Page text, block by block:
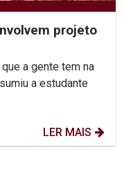
projeto
a gente tem na
a estudante
LER MAIS